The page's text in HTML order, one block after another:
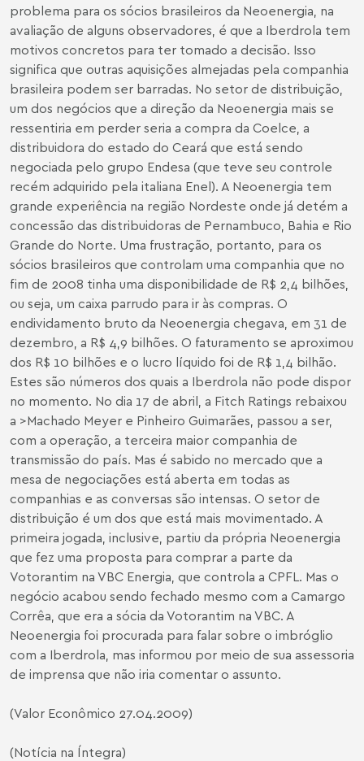
problema para os sócios brasileiros da Neoenergia, na
avaliação de alguns observadores, é que a Iberdrola tem
motivos concretos para ter tomado a decisão. Isso
significa que outras aquisições almejadas pela companhia
brasileira podem ser barradas. No setor de distribuição,
um dos negócios que a direção da Neoenergia mais se
ressentiria em perder seria a compra da Coelce, a
distribuidora do estado do Ceará que está sendo
negociada pelo grupo Endesa (que teve seu controle
recém adquirido pela italiana Enel). A Neoenergia tem
grande experiência na região Nordeste onde já detém a
concessão das distribuidoras de Pernambuco, Bahia e Rio
Grande do Norte. Uma frustração, portanto, para os
sócios brasileiros que controlam uma companhia que no
fim de 2008 tinha uma disponibilidade de R$ 2,4 bilhões,
ou seja, um caixa parrudo para ir às compras. O
endividamento bruto da Neoenergia chegava, em 31 de
dezembro, a R$ 4,9 bilhões. O faturamento se aproximou
dos R$ 10 bilhões e o lucro líquido foi de R$ 1,4 bilhão.
Estes são números dos quais a Iberdrola não pode dispor
no momento. No dia 17 de abril, a Fitch Ratings rebaixou
a >Machado Meyer e Pinheiro Guimarães, passou a ser,
com a operação, a terceira maior companhia de
transmissão do país. Mas é sabido no mercado que a
mesa de negociações está aberta em todas as
companhias e as conversas são intensas. O setor de
distribuição é um dos que está mais movimentado. A
primeira jogada, inclusive, partiu da própria Neoenergia
que fez uma proposta para comprar a parte da
Votorantim na VBC Energia, que controla a CPFL. Mas o
negócio acabou sendo fechado mesmo com a Camargo
Corrêa, que era a sócia da Votorantim na VBC. A
Neoenergia foi procurada para falar sobre o imbróglio
com a Iberdrola, mas informou por meio de sua assessoria
de imprensa que não iria comentar o assunto.
(Valor Econômico 27.04.2009)
(Notícia na Íntegra)